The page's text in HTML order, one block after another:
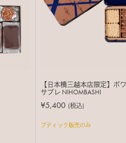
【日本橋三越本店限定】ボ
サブレ NIHOMBASHI
¥5,400 (税込)
ブティック販売のみ